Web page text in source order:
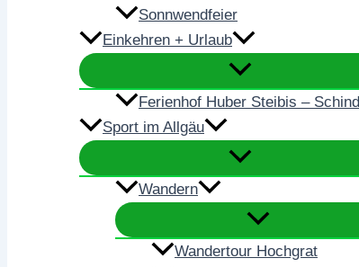
Sonnwendfeier
Einkehren + Urlaub
Ferienhof Huber Steibis –
Sport im Allgäu
Wandern
Wandertour Hochgrat